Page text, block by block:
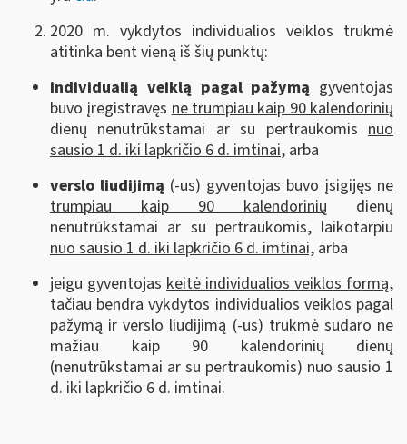
2020 m. vykdytos individualios veiklos trukmė
atitinka bent vieną iš šių punktų:
individualią veiklą pagal pažymą gyventojas
buvo įregistravęsne trumpiau kaip 90 kalendorinių
dienų nenutrūkstamai ar su pertraukomis nuo
sausio 1 d. iki lapkričio 6 d. imtinai, arba
verslo liudijimą (-us) gyventojas buvo įsigijęs ne
trumpiau kaip 90 kalendorinių dienų
nenutrūkstamai ar su pertraukomis, laikotarpiu
nuo sausio 1 d. iki lapkričio 6 d. imtinai, arba
jeigu gyventojas keitė individualios veiklos formą,
tačiau bendra vykdytos individualios veiklos pagal
pažymą ir verslo liudijimą (-us) trukmė sudaro ne
mažiau kaip 90 kalendorinių dienų
(nenutrūkstamai ar su pertraukomis) nuo sausio 1
d. iki lapkričio 6 d. imtinai.